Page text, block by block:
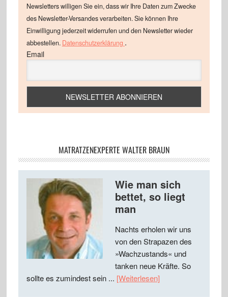
Newsletters willigen Sie ein, dass wir Ihre Daten zum Zwecke
des Newsletter-Versandes verarbeiten. Sie können Ihre
Einwilligung jederzeit widerrufen und den Newsletter wieder
abbestellen. Datenschutzerklärung .
Email
MATRATZENEXPERTE WALTER BRAUN
Wie man sich
bettet, so liegt
man
Nachts erholen wir uns
von den Strapazen des
»Wachzustands« und
tanken neue Kräfte. So
sollte es zumindest sein ... [Weiterlesen]